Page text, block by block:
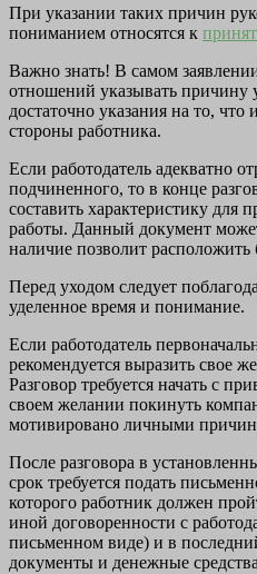
При указании таких причин
пониманием относятся к
Важно знать! В самом
отношений указывать причину
достаточно указания на то, что
стороны работника.
Если работодатель адекватно
подчиненного, то в конце
составить характеристику для
работы. Данный документ
наличие позволит расположить
Перед уходом следует
уделенное время и понимание.
Если работодатель
рекомендуется выразить свое
Разговор требуется начать с
своем желании покинуть
мотивировано личными
После разговора в
срок требуется подать
которого работник должен
иной договоренности с
письменном виде) и в
документы и денежные